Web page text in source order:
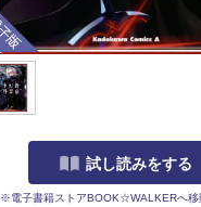
電子版
試し読みをする
※電子書籍ストアBOOK☆WALKERへ移